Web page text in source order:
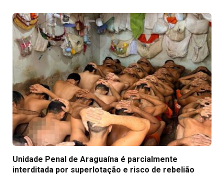
Unidade Penal de Araguaína é parcialmente
interditada por superlotação e risco de rebelião